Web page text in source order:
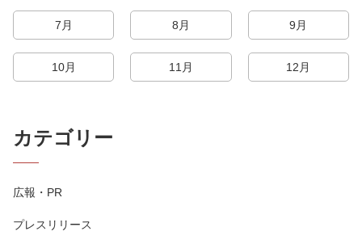
7月 8月 9月
10月 11月 12月
カテゴリー
広報・PR
プレスリリース